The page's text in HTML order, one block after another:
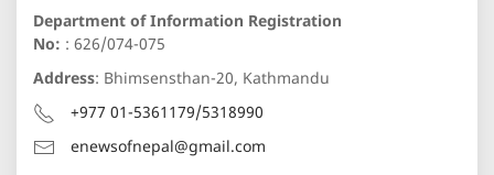
Department of Information Registration
No: : 626/074-075
Address: Bhimsensthan-20, Kathmandu
+977 01-5361179/5318990
enewsofnepal@gmail.com